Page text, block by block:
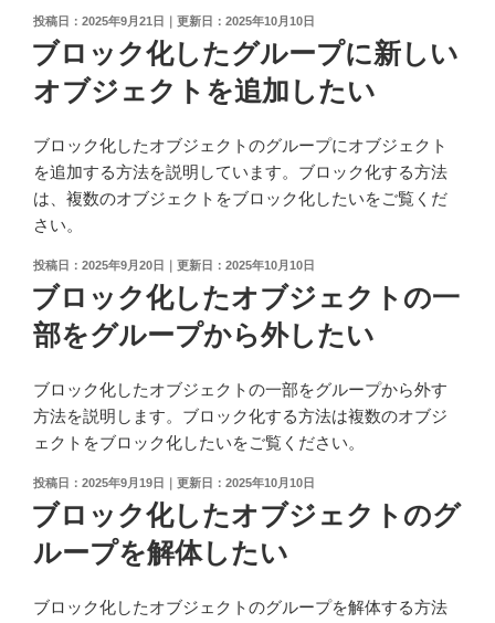
ん
解
決
法
が
知
り
い"
の
ス
操
作
画
面
表
示
拡
大/
縮
小
し
た
い"
投
日:
2025年9月21日 2025年10月10日
ブロック化したグループに新しい
オブジェクトを追加したい
ブロック化したオブジェクトのグループにオブジェクト
を追加する方法を説明しています。ブロック化する方法
は、複数のオブジェクトをブロック化したいをご覧くだ
さい。
投
日:
2025年9月20日 2025年10月10日
ブロック化したオブジェクトの一
部をグループから外したい
ブロック化したオブジェクトの一部をグループから外す
方法を説明します。ブロック化する方法は複数のオブジ
ェクトをブロック化したいをご覧ください。
投
日:
2025年9月19日 2025年10月10日
ブロック化したオブジェクトのグ
ループを解体したい
ブロック化したオブジェクトのグループを解体する方法